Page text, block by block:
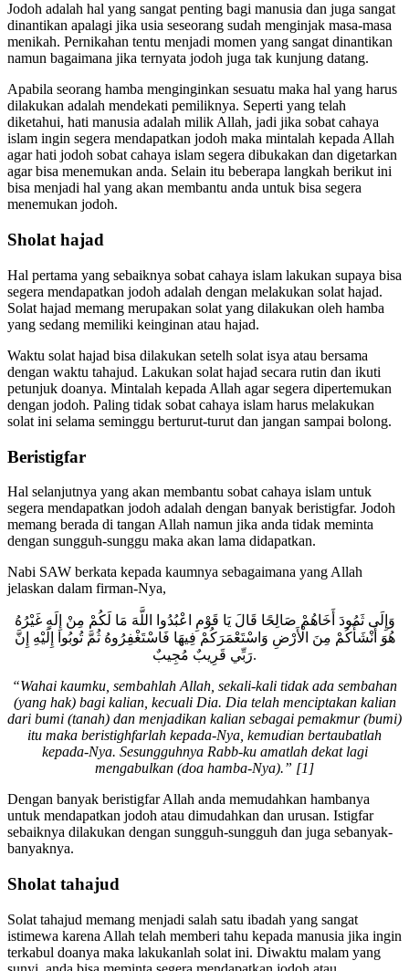
Jodoh adalah hal yang sangat penting bagi manusia dan juga sangat
dinantikan apalagi jika usia seseorang sudah menginjak masa-masa
menikah. Pernikahan tentu menjadi momen yang sangat dinantikan
namun bagaimana jika ternyata jodoh juga tak kunjung datang.
Apabila seorang hamba menginginkan sesuatu maka hal yang harus
dilakukan adalah mendekati pemiliknya. Seperti yang telah
diketahui, hati manusia adalah milik Allah, jadi jika sobat cahaya
islam ingin segera mendapatkan jodoh maka mintalah kepada Allah
agar hati jodoh sobat cahaya islam segera dibukakan dan digetarkan
agar bisa menemukan anda. Selain itu beberapa langkah berikut ini
bisa menjadi hal yang akan membantu anda untuk bisa segera
menemukan jodoh.
Sholat hajad
Hal pertama yang sebaiknya sobat cahaya islam lakukan supaya bisa
segera mendapatkan jodoh adalah dengan melakukan solat hajad.
Solat hajad memang merupakan solat yang dilakukan oleh hamba
yang sedang memiliki keinginan atau hajad.
Waktu solat hajad bisa dilakukan setelh solat isya atau bersama
dengan waktu tahajud. Lakukan solat hajad secara rutin dan ikuti
petunjuk doanya. Mintalah kepada Allah agar segera dipertemukan
dengan jodoh. Paling tidak sobat cahaya islam harus melakukan
solat ini selama seminggu berturut-turut dan jangan sampai bolong.
Beristigfar
Hal selanjutnya yang akan membantu sobat cahaya islam untuk
segera mendapatkan jodoh adalah dengan banyak beristigfar. Jodoh
memang berada di tangan Allah namun jika anda tidak meminta
dengan sungguh-sunggu maka akan lama didapatkan.
Nabi SAW berkata kepada kaumnya sebagaimana yang Allah
jelaskan dalam firman-Nya,
وَإِلَى ثَمُودَ أَخَاهُمْ صَالِحًا قَالَ يَا قَوْمِ اعْبُدُوا اللَّهَ مَا لَكُمْ مِنْ إِلَهٍ غَيْرُهُ
هُوَ أَنْشَأَكُمْ مِنَ الْأَرْضِ وَاسْتَعْمَرَكُمْ فِيهَا فَاسْتَغْفِرُوهُ ثُمَّ تُوبُوا إِلَيْهِ إِنَّ
رَبِّي قَرِيبٌ مُجِيبٌ.
“Wahai kaumku, sembahlah Allah, sekali-kali tidak ada sembahan
(yang hak) bagi kalian, kecuali Dia. Dia telah menciptakan kalian
dari bumi (tanah) dan menjadikan kalian sebagai pemakmur (bumi)
itu maka beristighfarlah kepada-Nya, kemudian bertaubatlah
kepada-Nya. Sesungguhnya Rabb-ku amatlah dekat lagi
mengabulkan (doa hamba-Nya).” [1]
Dengan banyak beristigfar Allah anda memudahkan hambanya
untuk mendapatkan jodoh atau dimudahkan dan urusan. Istigfar
sebaiknya dilakukan dengan sungguh-sungguh dan juga sebanyak-
banyaknya.
Sholat tahajud
Solat tahajud memang menjadi salah satu ibadah yang sangat
istimewa karena Allah telah memberi tahu kepada manusia jika ingin
terkabul doanya maka lakukanlah solat ini. Diwaktu malam yang